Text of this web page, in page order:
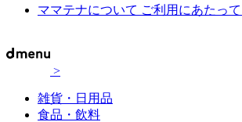
ママテナについて ご利用にあたって
>
雑貨・日用品
食品・飲料